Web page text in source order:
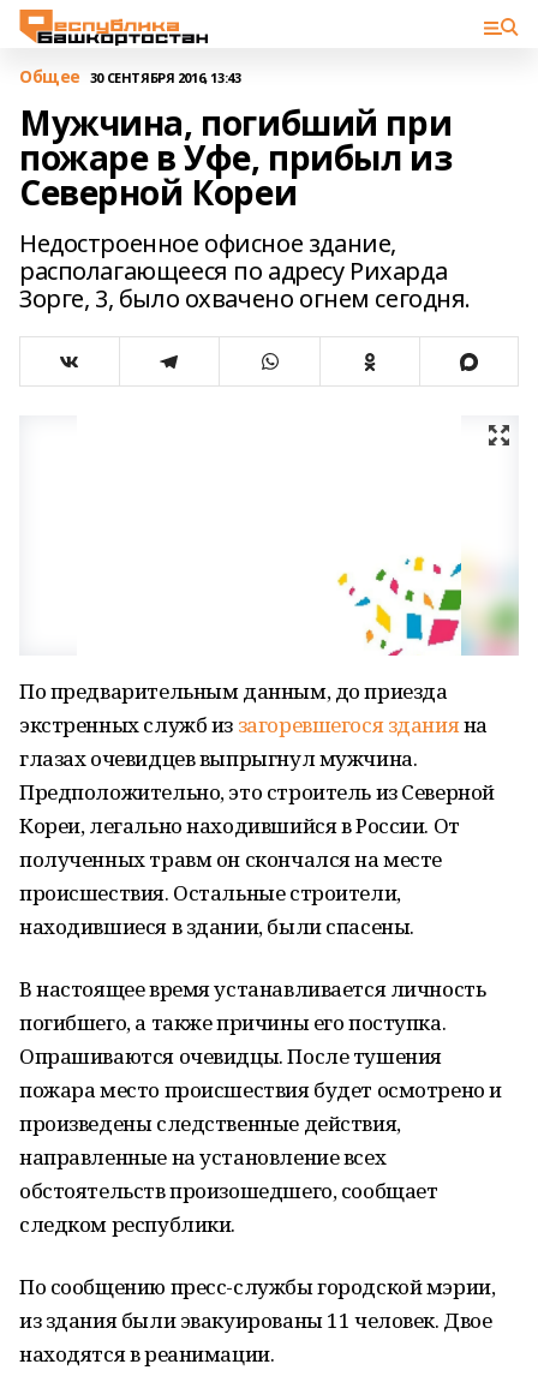
Общее 30 СЕНТЯБРЯ 2016, 13:43
Мужчина, погибший при
пожаре в Уфе, прибыл из
Северной Кореи
Недостроенное офисное здание,
располагающееся по адресу Рихарда
Зорге, 3, было охвачено огнем сегодня.
По предварительным данным, до приезда
экстренных служб из загоревшегося зданияна
глазах очевидцев выпрыгнул мужчина.
Предположительно, это строитель из Северной
Кореи, легально находившийся в России. От
полученных травм он скончался на месте
происшествия. Остальные строители,
находившиеся в здании, были спасены.
В настоящее время устанавливается личность
погибшего, а также причины его поступка.
Опрашиваются очевидцы. После тушения
пожара место происшествия будет осмотрено и
произведены следственные действия,
направленные на установление всех
обстоятельств произошедшего, сообщает
следком республики.
По сообщению пресс-службы городской мэрии,
из здания были эвакуированы 11 человек. Двое
находятся в реанимации.